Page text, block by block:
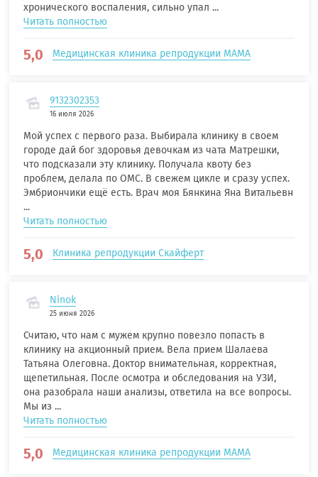
хронического воспаления, сильно упал ...
Читать полностью
5,0 Медицинская клиника репродукции МАМА
9132302353
16 июля 2026
Мой успех с первого раза. Выбирала клинику в своем
городе дай бог здоровья девочкам из чата Матрешки,
что подсказали эту клинику. Получала квоту без
проблем, делала по ОМС. В свежем цикле и сразу успех.
Эмбриончики ещё есть. Врач моя Бянкина Яна Витальевн
...
Читать полностью
5,0 Клиника репродукции Скайферт
Ninok
25 июня 2026
Считаю, что нам с мужем крупно повезло попасть в
клинику на акционный прием. Вела прием Шалаева
Татьяна Олеговна. Доктор внимательная, корректная,
щепетильная. После осмотра и обследования на УЗИ,
она разобрала наши анализы, ответила на все вопросы.
Мы из ...
Читать полностью
5,0 Медицинская клиника репродукции МАМА